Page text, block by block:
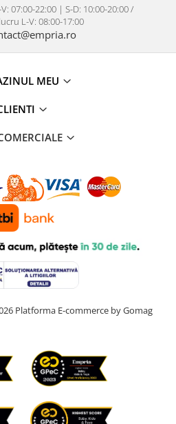
07:00-22:00 | S-D: 10:00-20:00 /
L-V: 08:00-17:00
MEU
Platforma E-commerce by Gomag